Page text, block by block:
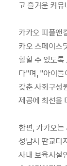
고 즐거운 커
카카오 피플앤
카오 스페이스
활할 수 있도
다”며, “아이
갖춘 사회구성
제공에 최선을
한편, 카카오는
성남시 판교디
사내 보육시설